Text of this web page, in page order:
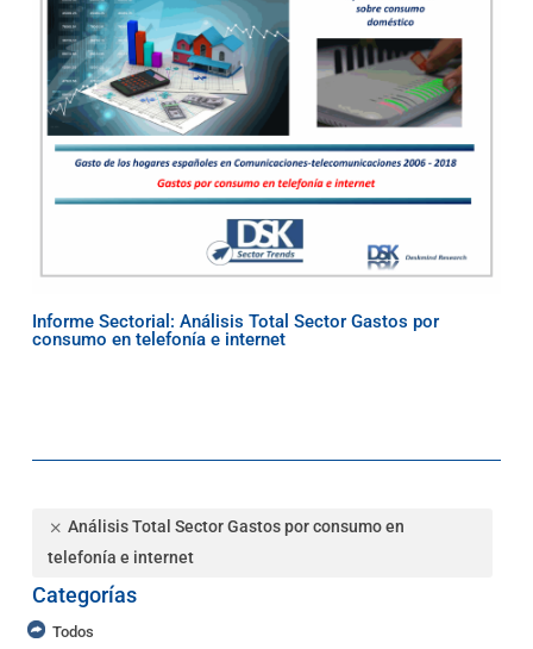
Informe Sectorial: Análisis Total Sector Gastos por
consumo en telefonía e internet
Análisis Total Sector Gastos por consumo en
telefonía e internet
Categorías
Todos